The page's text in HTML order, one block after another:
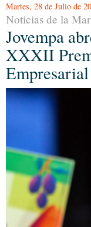
Martes, 28 de Julio de
Noticias de la
Jovempa
XXXII